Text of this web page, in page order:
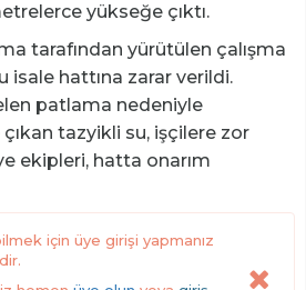
yükseğe çıktı.
tarafından yürütülen çalışma
isale hattına zarar verildi.
patlama nedeniyle
tazyikli su, işçilere zor
ekipleri, hatta onarım
için üye girişi yapmanız